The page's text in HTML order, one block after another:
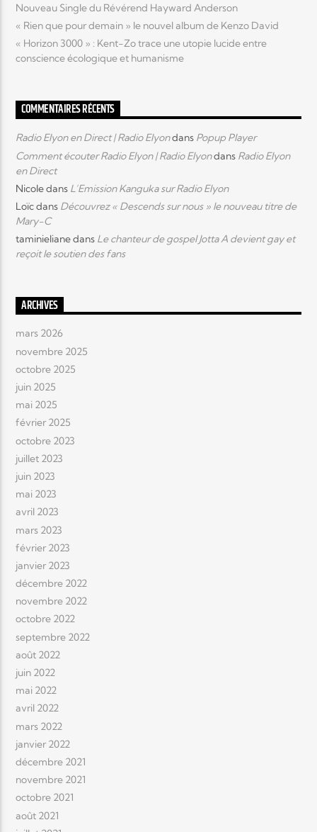
Nouveau Single du Révérend Hayward Anderson
« Rien que pour demain » le nouvel album de Kenzo David
« Horizon 3000 » : Kent-Zo trace une utopie lucide entre
conscience écologique et humanisme
COMMENTAIRES RÉCENTS
Radio Elyon en Direct | Radio Elyondans Popup Player
Comment écouter Radio Elyon | Radio Elyondans Radio Elyon
en Direct
Nicoledans L’Emission Kanguka sur Radio Elyon
Loïcdans Découvrez « Descends sur nous » le nouveau titre de
Mary-C
taminielianedans Le chanteur de gospel Jotta A devient gay et
reçoit le soutien des fans
ARCHIVES
mars 2026
novembre 2025
octobre 2025
juin 2025
mai 2025
février 2025
octobre 2023
juillet 2023
juin 2023
mai 2023
avril 2023
mars 2023
février 2023
janvier 2023
décembre 2022
novembre 2022
octobre 2022
septembre 2022
août 2022
juin 2022
mai 2022
avril 2022
mars 2022
janvier 2022
décembre 2021
novembre 2021
octobre 2021
août 2021